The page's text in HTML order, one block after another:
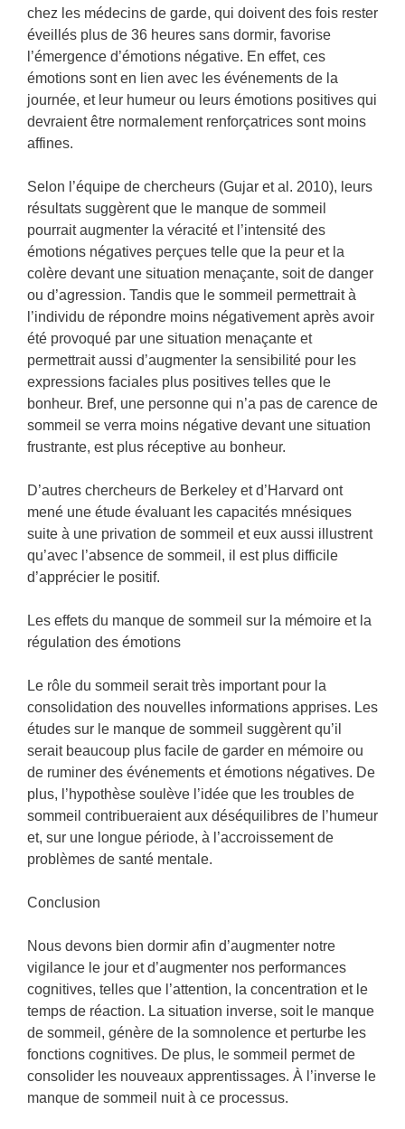
chez les médecins de garde, qui doivent des fois rester
éveillés plus de 36 heures sans dormir, favorise
l’émergence d’émotions négative. En effet, ces
émotions sont en lien avec les événements de la
journée, et leur humeur ou leurs émotions positives qui
devraient être normalement renforçatrices sont moins
affines.
Selon l’équipe de chercheurs (Gujar et al. 2010), leurs
résultats suggèrent que le manque de sommeil
pourrait augmenter la véracité et l’intensité des
émotions négatives perçues telle que la peur et la
colère devant une situation menaçante, soit de danger
ou d’agression. Tandis que le sommeil permettrait à
l’individu de répondre moins négativement après avoir
été provoqué par une situation menaçante et
permettrait aussi d’augmenter la sensibilité pour les
expressions faciales plus positives telles que le
bonheur. Bref, une personne qui n’a pas de carence de
sommeil se verra moins négative devant une situation
frustrante, est plus réceptive au bonheur.
D’autres chercheurs de Berkeley et d’Harvard ont
mené une étude évaluant les capacités mnésiques
suite à une privation de sommeil et eux aussi illustrent
qu’avec l’absence de sommeil, il est plus difficile
d’apprécier le positif.
Les effets du manque de sommeil sur la mémoire et la
régulation des émotions
Le rôle du sommeil serait très important pour la
consolidation des nouvelles informations apprises. Les
études sur le manque de sommeil suggèrent qu’il
serait beaucoup plus facile de garder en mémoire ou
de ruminer des événements et émotions négatives. De
plus, l’hypothèse soulève l’idée que les troubles de
sommeil contribueraient aux déséquilibres de l’humeur
et, sur une longue période, à l’accroissement de
problèmes de santé mentale.
Conclusion
Nous devons bien dormir afin d’augmenter notre
vigilance le jour et d’augmenter nos performances
cognitives, telles que l’attention, la concentration et le
temps de réaction. La situation inverse, soit le manque
de sommeil, génère de la somnolence et perturbe les
fonctions cognitives. De plus, le sommeil permet de
consolider les nouveaux apprentissages. À l’inverse le
manque de sommeil nuit à ce processus.